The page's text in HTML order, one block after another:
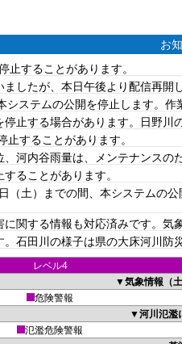
お
止することがあります。
したが、本日午後より配信再開
ステムの公開を停止します。
止する場合があります。日野川
することがあります。
河内谷雨量は、メンテナンスの
ることがあります。
土）までの間、本システムの
関する情報も対応済みです。気
石田川の様子は県の大床河川
レベル4
▼気象情報（土
危険警報
▼河川氾濫
氾濫危険警報